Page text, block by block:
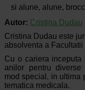
si alune, alune,
Autor: Cristina Dudau
Cristina Dudau este
absolventa a
Cu o cariera inceputa
anilor pentru
mod special, in ultima
tematica medicala.